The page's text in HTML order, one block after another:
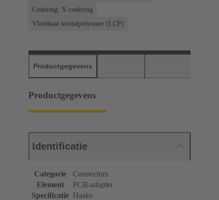
Codering: X-codering
Vloeibaar kristalpolymeer (LCP)
Productgegevens
Productgegevens
Identificatie
Categorie
Connectors
Element
PCB-adapter
Specificatie Haaks